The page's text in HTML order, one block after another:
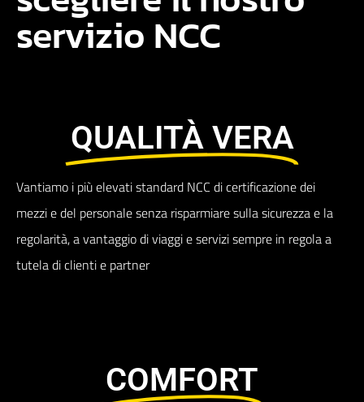
servizio NCC
QUALITÀ VERA​
Vantiamo i più elevati standard NCC di certificazione dei
mezzi e del personale senza risparmiare sulla sicurezza e la
regolarità, a vantaggio di viaggi e servizi sempre in regola a
tutela di clienti e partner
COMFORT